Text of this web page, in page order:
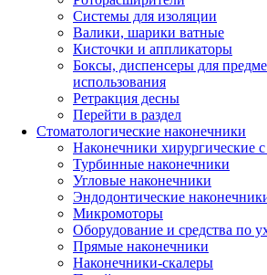
Системы для изоляции
Валики, шарики ватные
Кисточки и аппликаторы
Боксы, диспенсеры для
использования
Ретракция десны
Перейти в раздел
Стоматологические наконечники
Наконечники хирургические с
Турбинные наконечники
Угловые наконечники
Эндодонтические
Микромоторы
Оборудование и средства по
Прямые наконечники
Наконечники-скалеры